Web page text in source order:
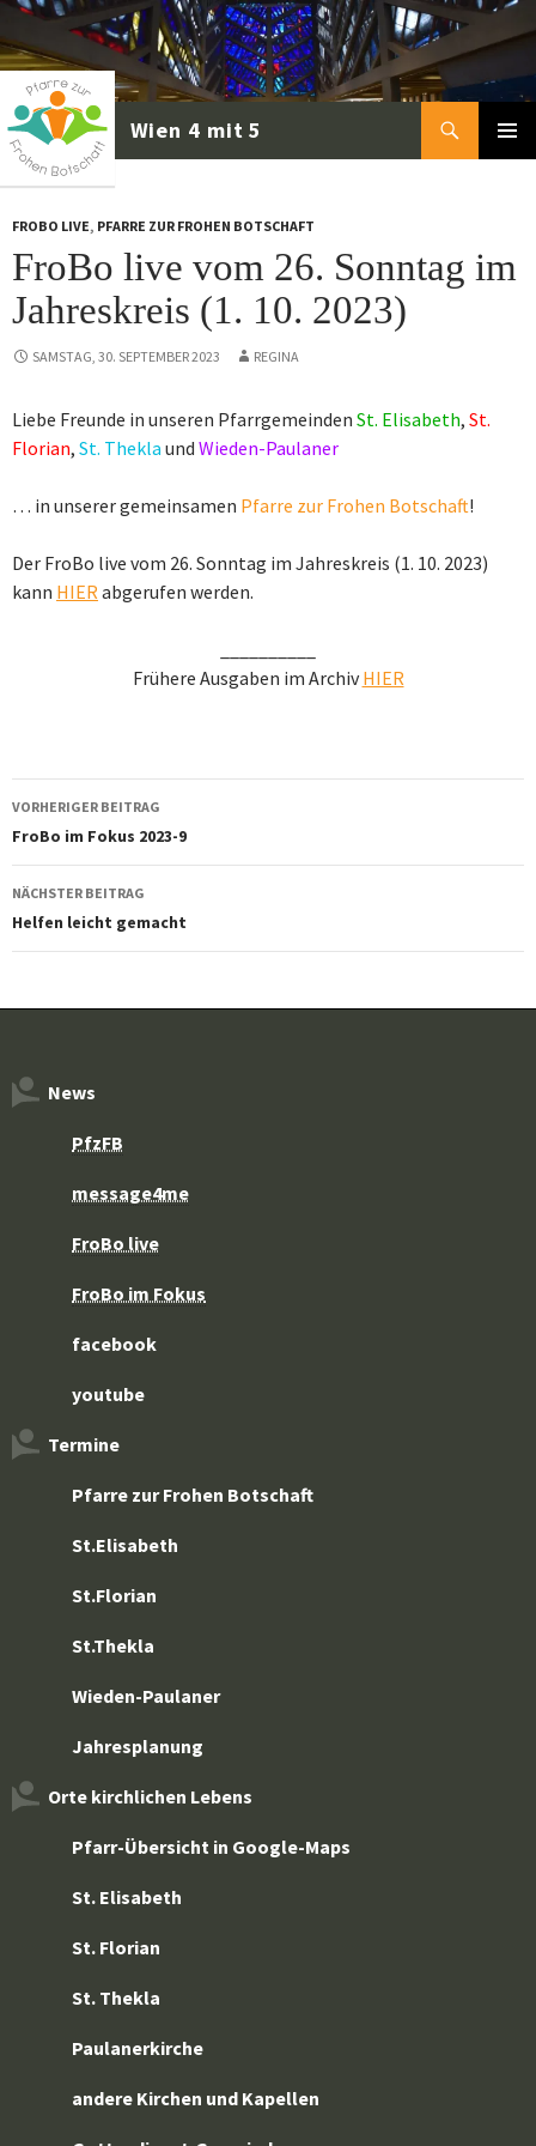
Zum
Inhalt
springen
Suchen
FROBO LIVE, PFARRE ZUR FROHEN BOTSCHAFT
FroBo live vom 26. Sonntag im
Jahreskreis (1. 10. 2023)
SAMSTAG, 30. SEPTEMBER 2023 REGINA
Liebe Freunde in unseren Pfarrgemeinden St. Elisabeth, St.
Florian, St. Thekla und Wieden-Paulaner
… in unserer gemeinsamen Pfarre zur Frohen Botschaft!
Der FroBo live vom 26. Sonntag im Jahreskreis (1. 10. 2023)
kann HIERabgerufen werden.
Frühere Ausgaben im ArchivHIER
Beitragsnavigation
VORHERIGER BEITRAG
FroBo im Fokus 2023-9
NÄCHSTER BEITRAG
Helfen leicht gemacht
News
PfzFB
message4me
FroBo live
FroBo im Fokus
facebook
youtube
Termine
Pfarre zur Frohen Botschaft
St.Elisabeth
St.Florian
St.Thekla
Wieden-Paulaner
Jahresplanung
Orte kirchlichen Lebens
Pfarr-Übersicht in Google-Maps
St. Elisabeth
St. Florian
St. Thekla
Paulanerkirche
andere Kirchen und Kapellen